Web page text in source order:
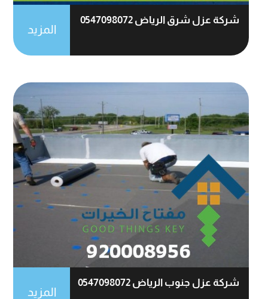
شركة عزل شرق الرياض 0547098072
المزيد
شركة عزل جنوب الرياض 0547098072
المزيد